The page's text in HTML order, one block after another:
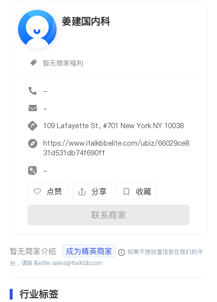
姜建国内科
暂无商家福利
-
-
109 Lafayette St., #701 New York NY 10038
https://www.italkbbelite.com/ubiz/66029ce8
31d531db74f690ff
-
点赞 分享 收藏
联系商家
暂无商家介绍 成为精英商家
如果不想放置信息在我们的平
台，请联系elite.sales@italkbb.com
行业标签